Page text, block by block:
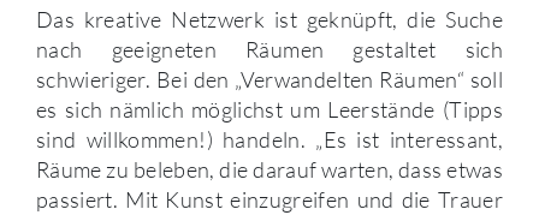
Das kreative Netzwerk ist geknüpft, die Suche
nach geeigneten Räumen gestaltet sich
schwieriger. Bei den „Verwandelten Räumen“ soll
es sich nämlich möglichst um Leerstände (Tipps
sind willkommen!) handeln. „Es ist interessant,
Räume zu beleben, die darauf warten, dass etwas
passiert. Mit Kunst einzugreifen und die Trauer